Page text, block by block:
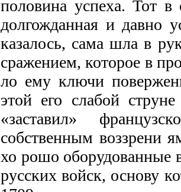
половина ус­пеха. Тот
долгожданная и давно
казалось, сама шла в
сражением, которое в
ло ему ключи
этой его слабой
«заставил»
собственным воззрени­
хо­ рошо оборудованные
русских войск, основу